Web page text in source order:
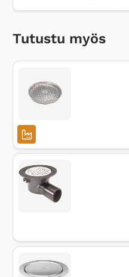
Tutustu myös